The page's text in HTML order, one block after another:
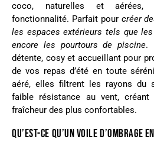
coco, naturelles et aérées,
fonctionnalité. Parfaitpour créer
les espaces extérieurs tels que
encore les pourtours de piscine.
détente, cosy et accueillant pour
de vos repas d’été en toute
aéré, elles filtrent les rayons du
faible résistance au vent,
fraîcheur des plus confortables.
QU’EST-CE QU’UN VOILE D’OMBRAGE